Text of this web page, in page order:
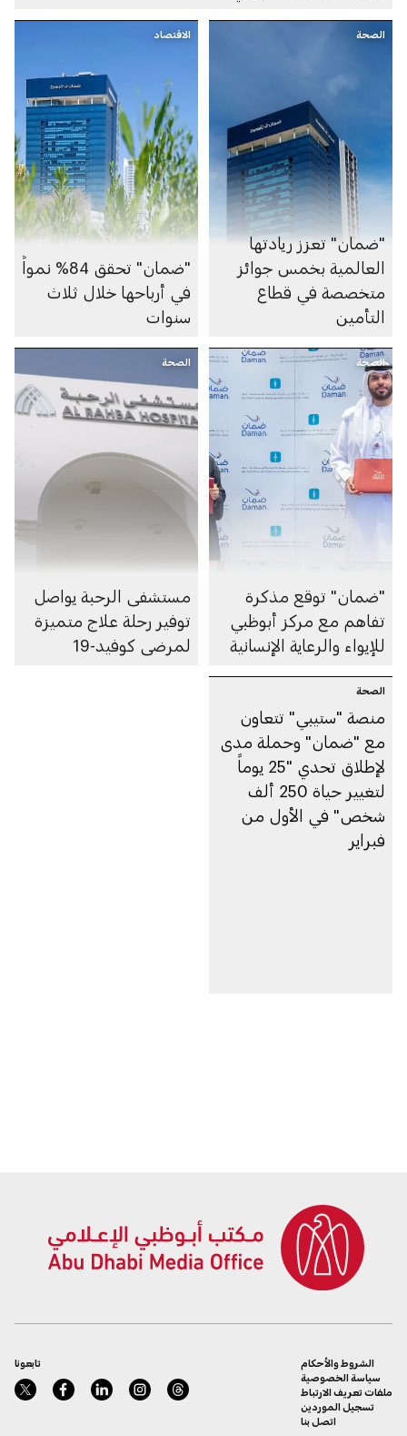
الصحة
"ضمان" تعزز ريادتها
العالمية بخمس جوائز
متخصصة في قطاع
التأمين
الاقتصاد
"ضمان" تحقق 84% نمواً
في أرباحها خلال ثلاث
سنوات
الصحة
"ضمان" توقع مذكرة
تفاهم مع مركز أبوظبي
للإيواء والرعاية الإنسانية
الصحة
مستشفى الرحبة يواصل
توفير رحلة علاج متميزة
لمرضى كوفيد-19
الصحة
منصة "ستيبي" تتعاون
مع "ضمان" وحملة مدى
لإطلاق تحدي "25 يوماً
لتغيير حياة 250 ألف
شخص" في الأول من
فبراير
تابعونا
الشروط والأحكام
سياسة الخصوصية
ملفات تعريف الارتباط
تسجيل الموردين
اتصل بنا